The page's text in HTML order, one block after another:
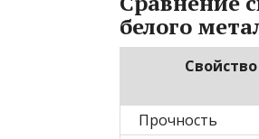
белого
Свойство
Прочность